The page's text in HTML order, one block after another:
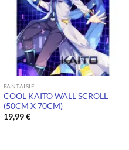
FANTAISIE
COOL KAITO WALL SCROLL
(50CM X 70CM)
19,99€